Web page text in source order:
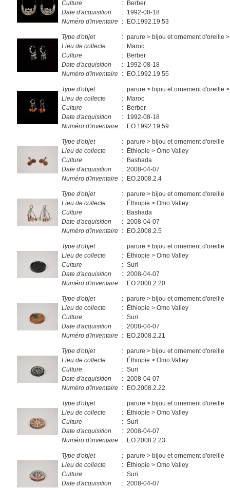
Culture : Berber
Date d'acquisition
: 1992-08-18
Numéro d'inventaire : EO.1992.19.53
Type d'objet : parure > bijou et ornement d'oreille
Lieu de collecte
: Maroc
Culture
: Berber
Date d'acquisition
: 1992-08-18
Numéro d'inventaire : EO.1992.19.55
Type d'objet : parure > bijou et ornement d'oreille
Lieu de collecte
: Maroc
Culture
: Berber
Date d'acquisition
: 1992-08-18
Numéro d'inventaire : EO.1992.19.59
Type d'objet : parure > bijou et ornement d'oreille
Lieu de collecte
: Éthiopie > Omo Valley
Culture
: Bashada
Date d'acquisition
: 2008-04-07
Numéro d'inventaire : EO.2008.2.4
Type d'objet : parure > bijou et ornement d'oreille
Lieu de collecte
: Éthiopie > Omo Valley
Culture
: Bashada
Date d'acquisition
: 2008-04-07
Numéro d'inventaire : EO.2008.2.5
Type d'objet : parure > bijou et ornement d'oreille
Lieu de collecte
: Éthiopie > Omo Valley
Culture
: Suri
Date d'acquisition
: 2008-04-07
Numéro d'inventaire : EO.2008.2.20
Type d'objet : parure > bijou et ornement d'oreille
Lieu de collecte
: Éthiopie > Omo Valley
Culture
: Suri
Date d'acquisition
: 2008-04-07
Numéro d'inventaire : EO.2008.2.21
Type d'objet : parure > bijou et ornement d'oreille
Lieu de collecte
: Éthiopie > Omo Valley
Culture
: Suri
Date d'acquisition
: 2008-04-07
Numéro d'inventaire : EO.2008.2.22
Type d'objet : parure > bijou et ornement d'oreille
Lieu de collecte
: Éthiopie > Omo Valley
Culture
: Suri
Date d'acquisition
: 2008-04-07
Numéro d'inventaire : EO.2008.2.23
Type d'objet : parure > bijou et ornement d'oreille
Lieu de collecte
: Éthiopie > Omo Valley
Culture
: Suri
Date d'acquisition
: 2008-04-07